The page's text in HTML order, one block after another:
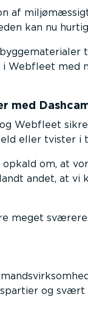
af
kan nu
Webfleet med
med
Webfleet
eller tvister i
om, at
andet, at
meget
og